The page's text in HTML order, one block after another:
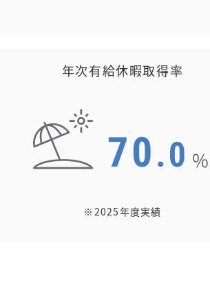
年次有給休暇取得率
※2025年度実績